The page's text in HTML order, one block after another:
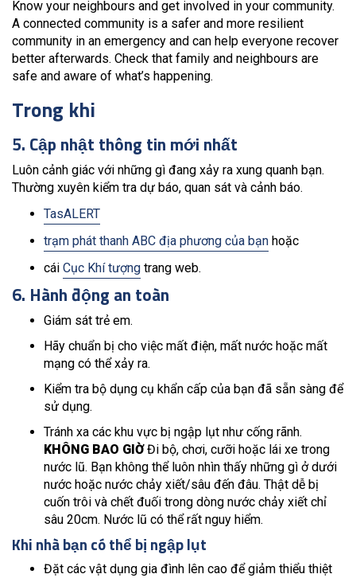
Know your neighbours and get involved in your community.
A connected community is a safer and more resilient
community in an emergency and can help everyone recover
better afterwards. Check that family and neighbours are
safe and aware of what’s happening.
Trong khi
5. Cập nhật thông tin mới nhất
Luôn cảnh giác với những gì đang xảy ra xung quanh bạn.
Thường xuyên kiểm tra dự báo, quan sát và cảnh báo.
TasALERT
trạm phát thanh ABC địa phương của bạn hoặc
cái Cục Khí tượng trang web.
6. Hành động an toàn
Giám sát trẻ em.
Hãy chuẩn bị cho việc mất điện, mất nước hoặc mất
mạng có thể xảy ra.
Kiểm tra bộ dụng cụ khẩn cấp của bạn đã sẵn sàng để
sử dụng.
Tránh xa các khu vực bị ngập lụt như cống rãnh.
KHÔNG BAO GIỜĐi bộ, chơi, cưỡi hoặc lái xe trong
nước lũ. Bạn không thể luôn nhìn thấy những gì ở dưới
nước hoặc nước chảy xiết/sâu đến đâu. Thật dễ bị
cuốn trôi và chết đuối trong dòng nước chảy xiết chỉ
sâu 20cm. Nước lũ có thể rất nguy hiểm.
Khi nhà bạn có thể bị ngập lụt
Đặt các vật dụng gia đình lên cao để giảm thiểu thiệt